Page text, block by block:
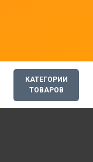
КАТЕГОРИИ
ТОВАРОВ